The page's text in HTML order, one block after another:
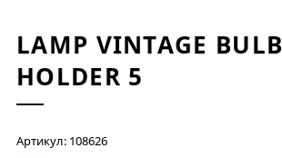
LAMP VINTAGE BULB
HOLDER 5
Артикул: 108626